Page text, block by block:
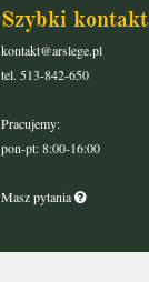
Szybki kontakt
kontakt@arslege.pl
tel. 513-842-650
Pracujemy:
pon-pt: 8:00-16:00
Masz pytania